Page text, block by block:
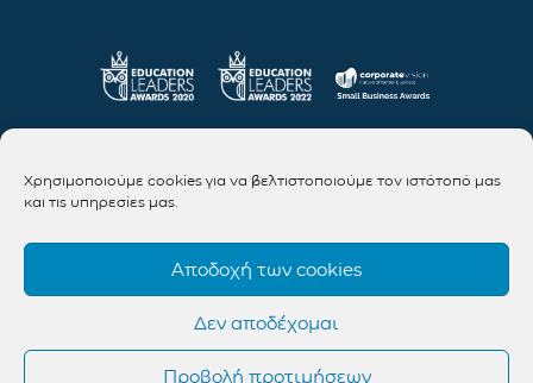
Χρησιμοποιούμε cookies για να βελτιστοποιούμε τον ιστότοπό μας
και τις υπηρεσίες μας.
Αποδοχή των cookies
Δεν αποδέχομαι
Προβολή προτιμήσεων